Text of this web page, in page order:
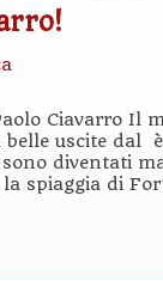
Ciavarro Il
belle uscite dal
diventati
spiaggia di